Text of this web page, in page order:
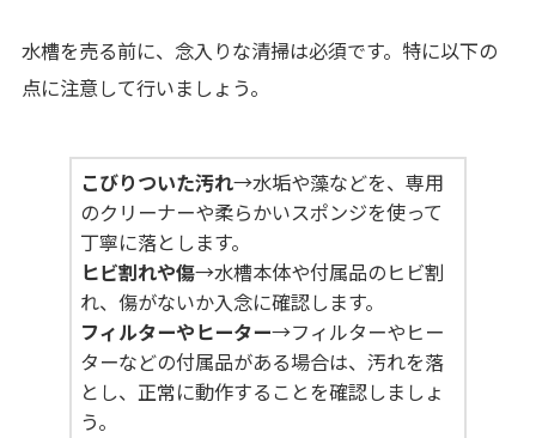
水槽を売る前に、念入りな清掃は必須です。特に以下の
点に注意して行いましょう。
こびりついた汚れ→水垢や藻などを、専用
のクリーナーや柔らかいスポンジを使って
丁寧に落とします。
ヒビ割れや傷→水槽本体や付属品のヒビ割
れ、傷がないか入念に確認します。
フィルターやヒーター→フィルターやヒー
ターなどの付属品がある場合は、汚れを落
とし、正常に動作することを確認しましょ
う。